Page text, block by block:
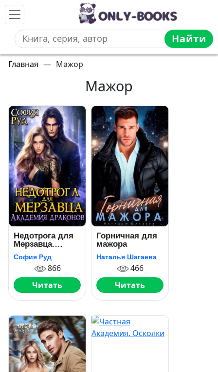
Найти
Главная — Мажор
Мажор
Недотрога для
Мерзавца.
Академия
драконов
София Руд
866
Читать
Горничная для
мажора
Наталья Шагаева
466
Читать